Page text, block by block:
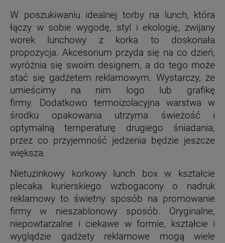
W poszukiwaniu idealnej torby na lunch, która
łączy w sobie wygodę, styl i ekologię, zwijany
worek lunchowy z korka to doskonała
propozycja. Akcesorium przyda się na co dzień,
wyróżnia się swoim designem, a do tego może
stać się gadżetem reklamowym. Wystarczy, że
umieścimy na nim logo lub grafikę
firmy. Dodatkowo termoizolacyjna warstwa w
środku opakowania utrzyma świeżość i
optymalną temperaturę drugiego śniadania,
przez co przyjemność jedzenia będzie jeszcze
większa.
Nietuzinkowy korkowy lunch box w kształcie
plecaka kurierskiego wzbogacony o nadruk
reklamowy to świetny sposób na promowanie
firmy w nieszablonowy sposób. Oryginalne,
niepowtarzalne i ciekawe w formie, kształcie i
wyglądzie gadżety reklamowe mogą wiele